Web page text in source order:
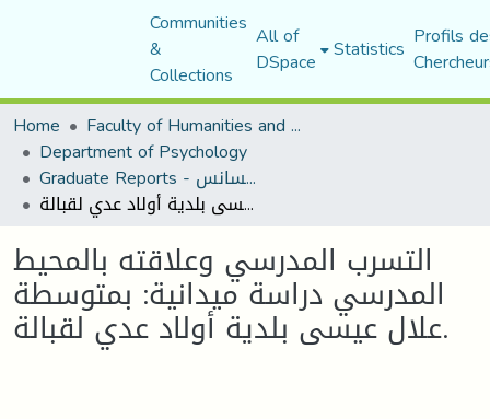
Communities
&
Collections
All of
DSpace Statistics Profils
Home
Faculty of Humanities and Social Sciences
Department of Psychology
Graduate Reports - تقارير الليسانس
التسرب المدرسي وعلاقته بالمحيط المدرسي دراسة ميدانية: بمتوسطة علال عيسى بلدية أولاد عدي لقبالة.
التسرب المدرسي وعلاقته بالمحيط
المدرسي دراسة ميدانية: بمتوسطة
علال عيسى بلدية أولاد عدي لقبالة.